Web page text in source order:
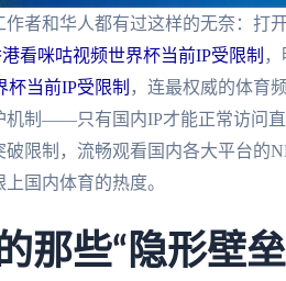
者和华人都有过这样的无奈：打
看咪咕视频世界杯当前IP受限制
杯当前IP受限制 ，连最权威的体育
机制——只有国内IP才能正常访问
限制，流畅观看国内各大平台的
国内体育的热度。
那些“隐形壁